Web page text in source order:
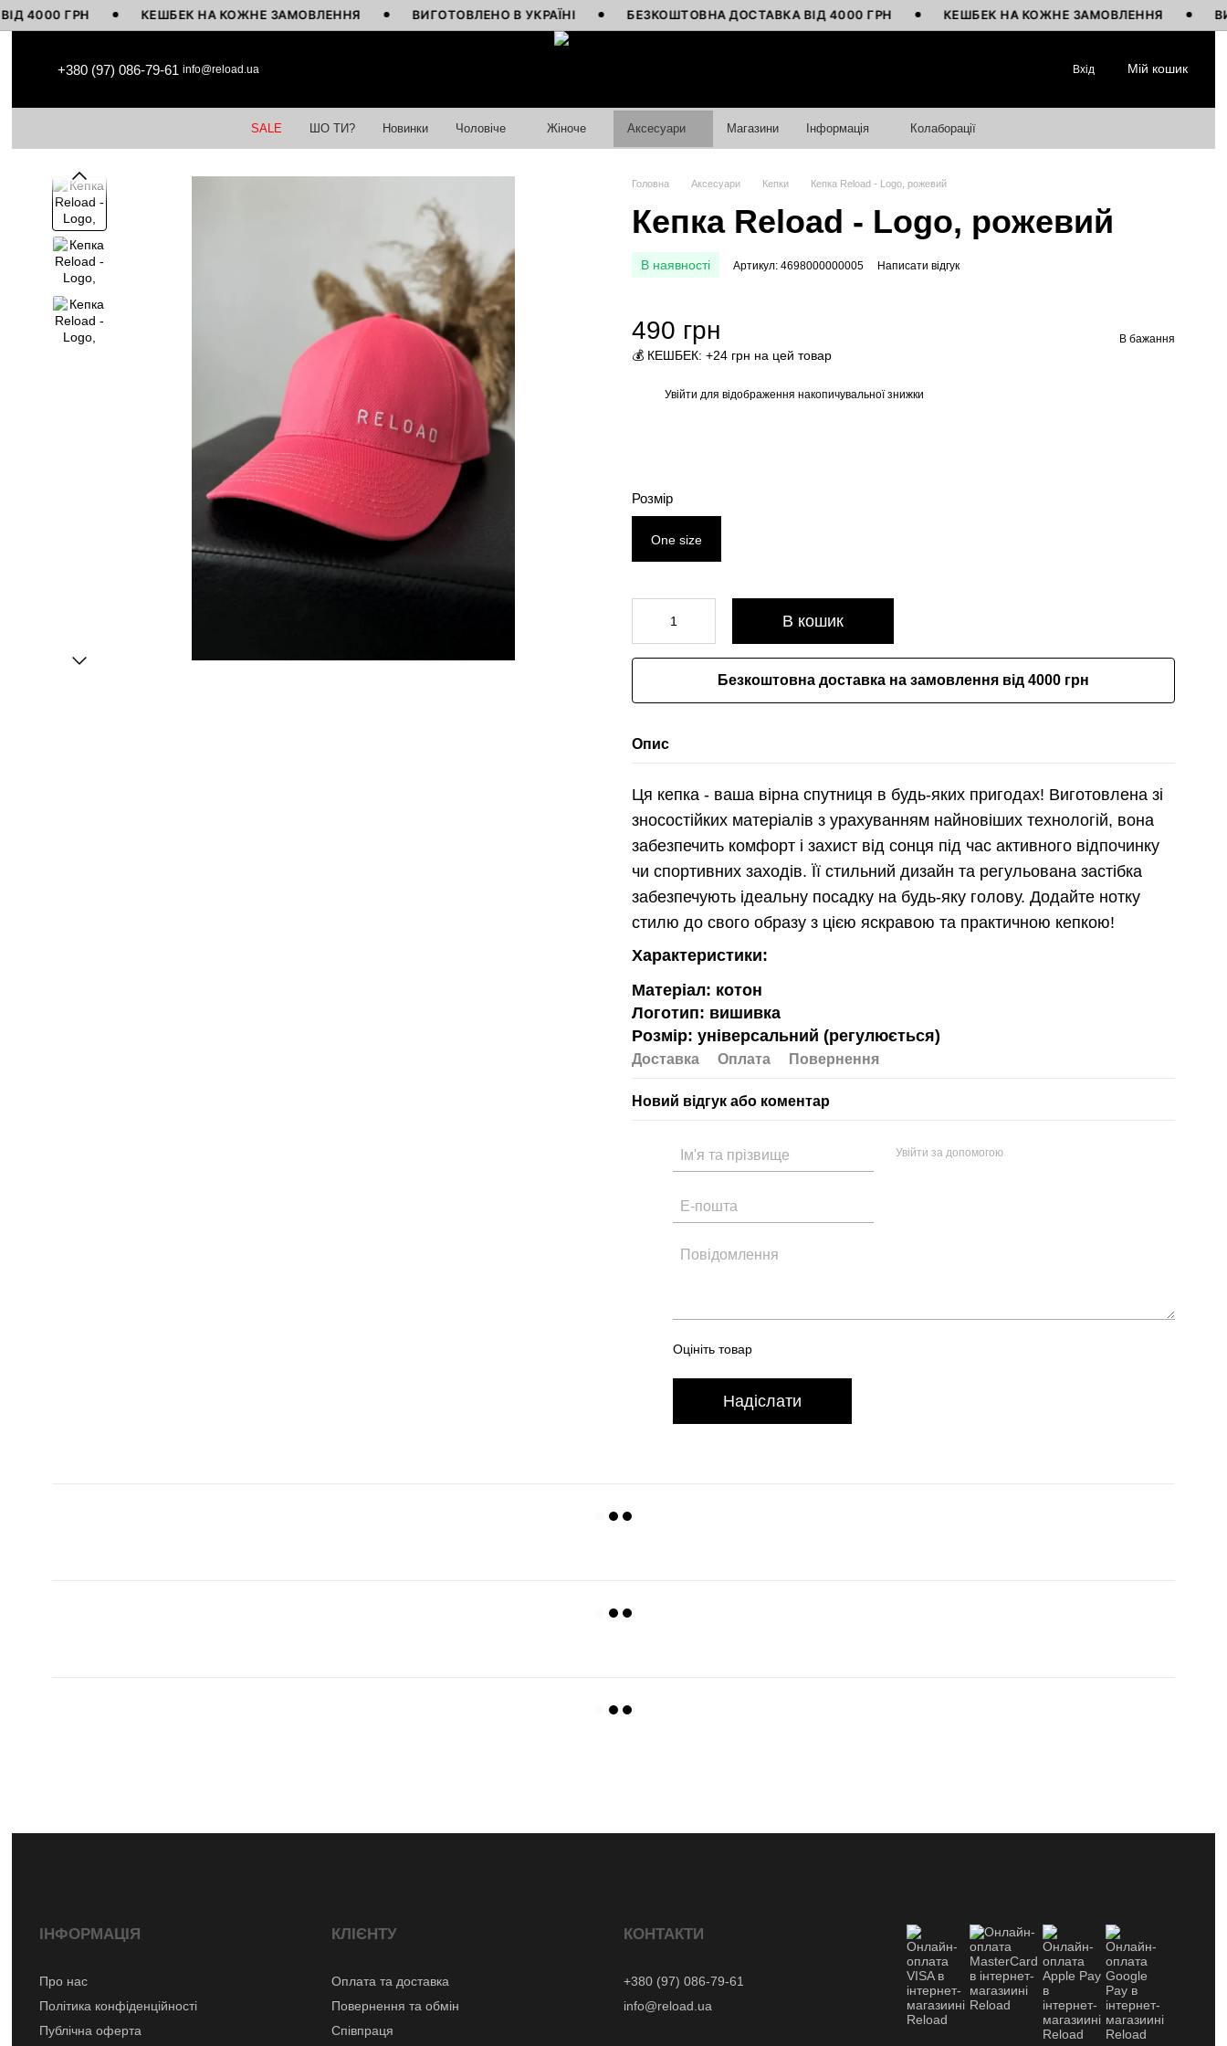
ГРН КЕШБЕК НА КОЖНЕ ЗАМОВЛЕННЯ ВИГОТОВЛЕНО В УКРАЇНІ БЕЗКОШТОВНА ДОСТАВКА ВІД 4000 ГРН КЕШБЕК НА КОЖНЕ ЗАМОВЛЕННЯ
+380 (97) 086-79-61 info@reload.ua Вхід Мій кошик
SALE ШО ТИ? Новинки Чоловіче Жіноче Аксесуари Магазини Інформація Колаборації
Головна Аксесуари Кепки Кепка Reload - Logo, рожевий
Кепка Reload - Logo, рожевий
В наявності Артикул: 4698000000005 Написати відгук
490 грн
💰 КЕШБЕК: +24 грн на цей товар
В бажання
Увійти для відображення накопичувальної знижки
Розмір
One size
В кошик
Безкоштовна доставка на замовлення від 4000 грн
Опис
Ця кепка - ваша вірна спутниця в будь-яких пригодах! Виготовлена зі
зносостійких матеріалів з урахуванням найновіших технологій, вона
забезпечить комфорт і захист від сонця під час активного відпочинку
чи спортивних заходів. Її стильний дизайн та регульована застібка
забезпечують ідеальну посадку на будь-яку голову. Додайте нотку
стилю до свого образу з цією яскравою та практичною кепкою!
Характеристики:
Матеріал: котон
Логотип: вишивка
Розмір: універсальний (регулюється)
Доставка Оплата Повернення
Новий відгук або коментар
Увійти за допомогою
Оцініть товар
Надіслати
ІНФОРМАЦІЯ
Про нас
Політика конфіденційності
Публічна оферта
КЛІЄНТУ
Оплата та доставка
Повернення та обмін
Співпраця
КОНТАКТИ
+380 (97) 086-79-61
info@reload.ua